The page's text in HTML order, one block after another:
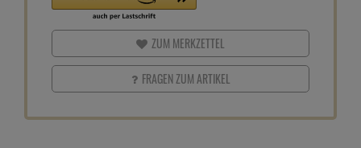
ZUM MERKZETTEL
FRAGEN ZUM ARTIKEL